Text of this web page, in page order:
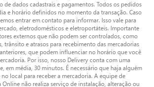
de dados cadastrais e pagamentos. Todos os pedidos
e horário definidos no momento da transação. Caso
entrar em contato para informar. Isso vale para
eletrodomésticos e eletroportáteis. Importante
externos que não podem ser controlados, como
trânsito e atrasos para recebimento das mercadorias
que podem influenciar no horário que você
Por isso, nosso Delivery conta com uma
em média, 30 minutos. É necessário que haja alguém
local para receber a mercadoria. A equipe de
Online não realiza serviço de instalação, alteração ou